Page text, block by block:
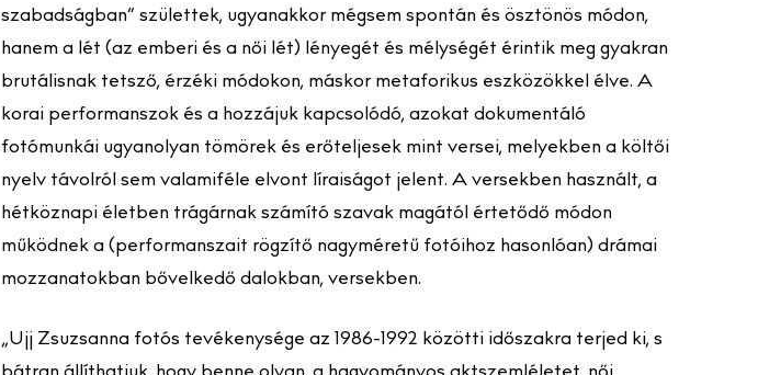
szabadságban” születtek, ugyanakkor mégsem spontán és ösztönös módon,
hanem a lét (az emberi és a női lét) lényegét és mélységét érintik meg gyakran
brutálisnak tetsző, érzéki módokon, máskor metaforikus eszközökkel élve. A
korai performanszok és a hozzájuk kapcsolódó, azokat dokumentáló
fotómunkái ugyanolyan tömörek és erőteljesek mint versei, melyekben a költői
nyelv távolról sem valamiféle elvont líraiságot jelent. A versekben használt, a
hétköznapi életben trágárnak számító szavak magától értetődő módon
működnek a (performanszait rögzítő nagyméretű fotóihoz hasonlóan) drámai
mozzanatokban bővelkedő dalokban, versekben.
„Ujj Zsuzsanna fotós tevékenysége az 1986-1992 közötti időszakra terjed ki, s